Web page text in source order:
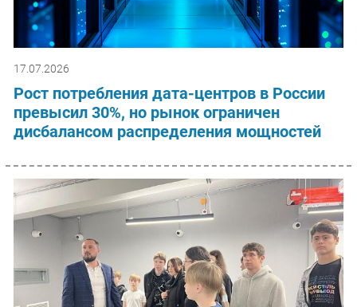
17.07.2026
Рост потребления дата-центров в России
превысил 30%, но рынок ограничен
дисбалансом распределения мощностей